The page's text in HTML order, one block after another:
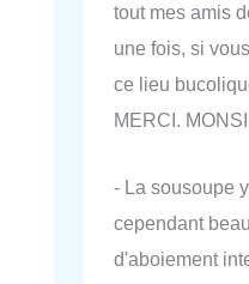
tout mes amis
une fois, si
ce lieu
MERCI.
- La sousoupe
cependant
d'aboiement